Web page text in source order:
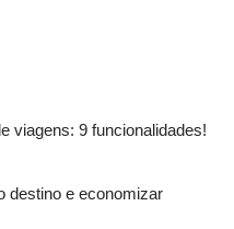
viagens: 9 funcionalidades!
destino e economizar